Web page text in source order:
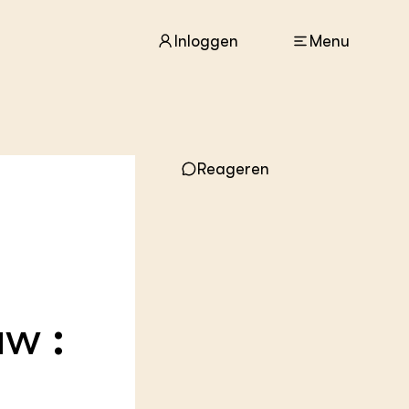
Inloggen Menu
Projecten
Lectoraten
:
Reageren